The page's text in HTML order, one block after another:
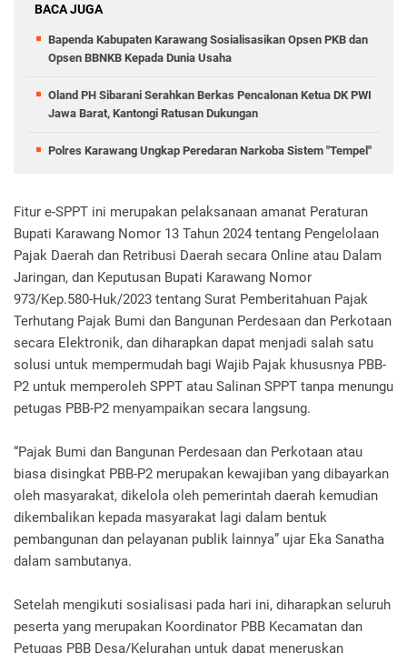
BACA JUGA
Bapenda Kabupaten Karawang Sosialisasikan Opsen PKB dan
Opsen BBNKB Kepada Dunia Usaha
Oland PH Sibarani Serahkan Berkas Pencalonan Ketua DK PWI
Jawa Barat, Kantongi Ratusan Dukungan
Polres Karawang Ungkap Peredaran Narkoba Sistem "Tempel"
Fitur e-SPPT ini merupakan pelaksanaan amanat Peraturan
Bupati Karawang Nomor 13 Tahun 2024 tentang Pengelolaan
Pajak Daerah dan Retribusi Daerah secara Online atau Dalam
Jaringan, dan Keputusan Bupati Karawang Nomor
973/Kep.580-Huk/2023 tentang Surat Pemberitahuan Pajak
Terhutang Pajak Bumi dan Bangunan Perdesaan dan Perkotaan
secara Elektronik, dan diharapkan dapat menjadi salah satu
solusi untuk mempermudah bagi Wajib Pajak khususnya PBB-
P2 untuk memperoleh SPPT atau Salinan SPPT tanpa menungu
petugas PBB-P2 menyampaikan secara langsung.
“Pajak Bumi dan Bangunan Perdesaan dan Perkotaan atau
biasa disingkat PBB-P2 merupakan kewajiban yang dibayarkan
oleh masyarakat, dikelola oleh pemerintah daerah kemudian
dikembalikan kepada masyarakat lagi dalam bentuk
pembangunan dan pelayanan publik lainnya” ujar Eka Sanatha
dalam sambutanya.
Setelah mengikuti sosialisasi pada hari ini, diharapkan seluruh
peserta yang merupakan Koordinator PBB Kecamatan dan
Petugas PBB Desa/Kelurahan untuk dapat meneruskan